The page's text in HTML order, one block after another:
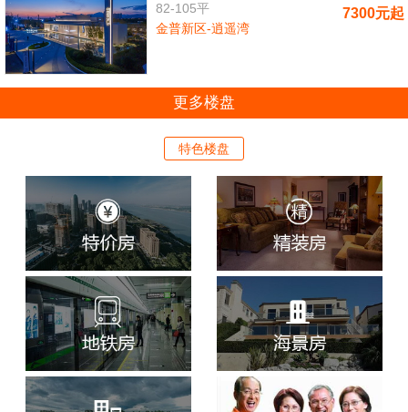
82-105平
金普新区-逍遥湾
7300元起
更多楼盘
特色楼盘